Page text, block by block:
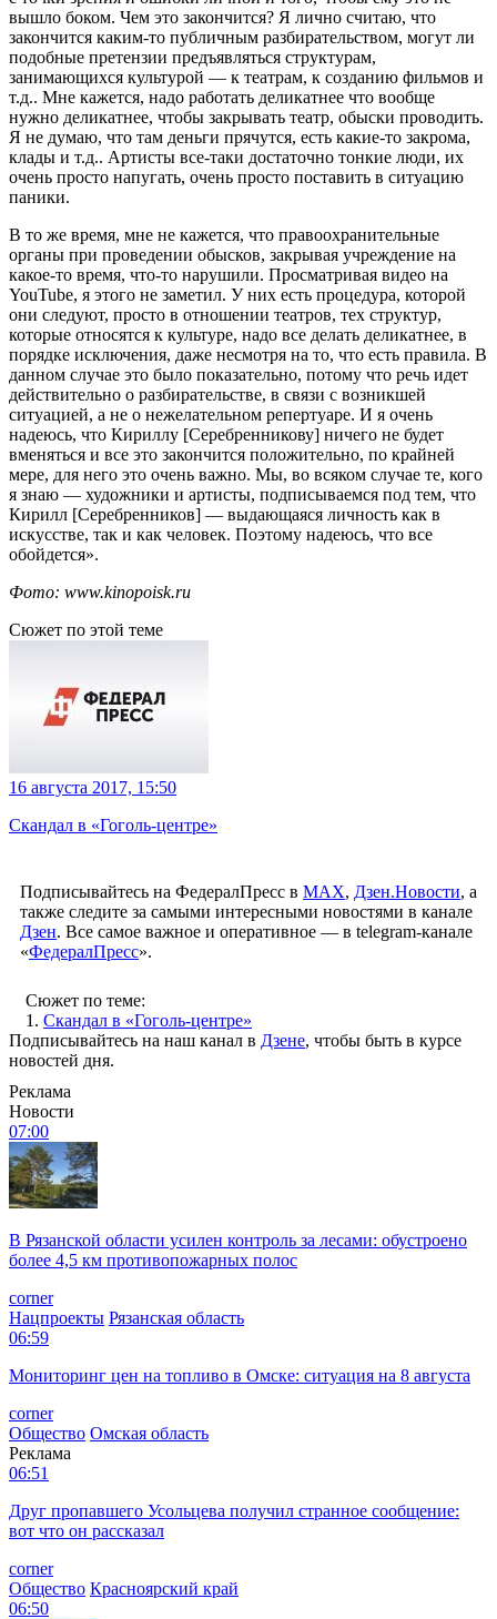
вышло боком. Чем это закончится? Я лично считаю, что
закончится каким-то публичным разбирательством, могут ли
подобные претензии предъявляться структурам,
занимающихся культурой — к театрам, к созданию фильмов и
т.д.. Мне кажется, надо работать деликатнее что вообще
нужно деликатнее, чтобы закрывать театр, обыски проводить.
Я не думаю, что там деньги прячутся, есть какие-то закрома,
клады и т.д.. Артисты все-таки достаточно тонкие люди, их
очень просто напугать, очень просто поставить в ситуацию
паники.
В то же время, мне не кажется, что правоохранительные
органы при проведении обысков, закрывая учреждение на
какое-то время, что-то нарушили. Просматривая видео на
YouTube, я этого не заметил. У них есть процедура, которой
они следуют, просто в отношении театров, тех структур,
которые относятся к культуре, надо все делать деликатнее, в
порядке исключения, даже несмотря на то, что есть правила. В
данном случае это было показательно, потому что речь идет
действительно о разбирательстве, в связи с возникшей
ситуацией, а не о нежелательном репертуаре. И я очень
надеюсь, что Кириллу [Серебренникову] ничего не будет
вменяться и все это закончится положительно, по крайней
мере, для него это очень важно. Мы, во всяком случае те, кого
я знаю — художники и артисты, подписываемся под тем, что
Кирилл [Серебренников] — выдающаяся личность как в
искусстве, так и как человек. Поэтому надеюсь, что все
обойдется».
Фото: www.kinopoisk.ru
Сюжет по этой теме
16 августа 2017, 15:50
Скандал в «Гоголь-центре»
Подписывайтесь на ФедералПресс в МАХ, Дзен.Новости, а
также следите за самыми интересными новостями в канале
Дзен. Все самое важное и оперативное — в telegram-канале
«ФедералПресс».
Сюжет по теме:
1. Скандал в «Гоголь-центре»
Подписывайтесь на наш канал в Дзене, чтобы быть в курсе
новостей дня.
Реклама
Новости
07:00
В Рязанской области усилен контроль за лесами: обустроено
более 4,5 км противопожарных полос
corner
Нацпроекты Рязанская область
06:59
Мониторинг цен на топливо в Омске: ситуация на 8 августа
corner
Общество Омская область
Реклама
06:51
Друг пропавшего Усольцева получил странное сообщение:
вот что он рассказал
corner
Общество Красноярский край
06:50